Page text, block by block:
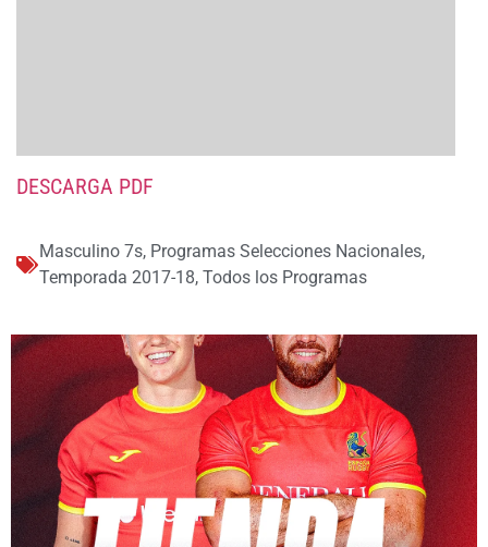
DESCARGA PDF
Masculino 7s, Programas Selecciones Nacionales,
Temporada 2017-18, Todos los Programas